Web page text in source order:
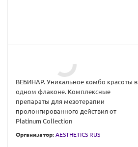
ВЕБИНАР. Уникальное комбо красоты в
одном флаконе. Комплексные
препараты для мезотерапии
пролонгированного действия от
Platinum Collection
Организатор: AESTHETICS RUS